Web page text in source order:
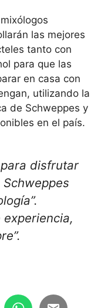
las mejores
tanto con
para que las
en casa con
utilizando la
de Schweppes y
en el país.
disfrutar
experiencia,